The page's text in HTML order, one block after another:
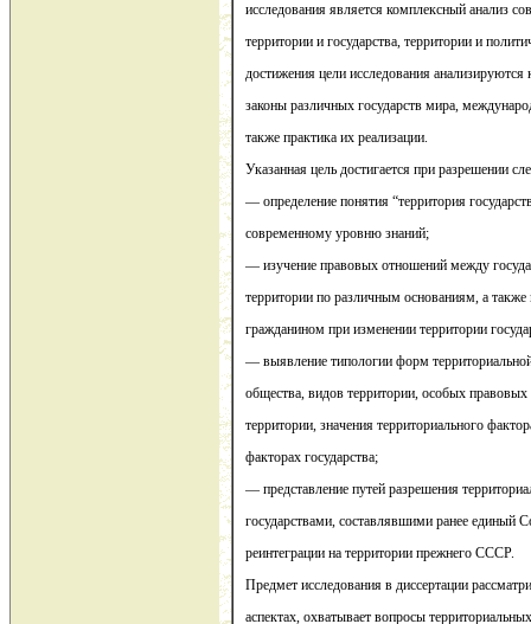
исследования является комплексный анализ
территории и государства, территории и
достижения цели исследования анализируются
законы различных государств мира,
также практика их реализации.
Указанная цель достигается при разрешении
— определение понятия “территория
современному уровню знаний;
— изучение правовых отношений между
территории по различным основаниям, а
гражданином при изменении территории
— выявление типологии форм
общества, видов территории, особых
территории, значения территориального
факторах государства;
— представление путей разрешения
государствами, составлявшими ранее единый
реинтеграции на территории прежнего СССР.
Предмет исследования в диссертации
аспектах, охватывает вопросы